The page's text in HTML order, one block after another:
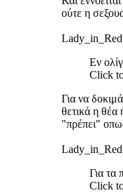
ούτε η
Lady_in_Red
Εν
Click
Για να
θετικά η θέα
"πρέπει"
Lady_in_Red
Για τα
Click